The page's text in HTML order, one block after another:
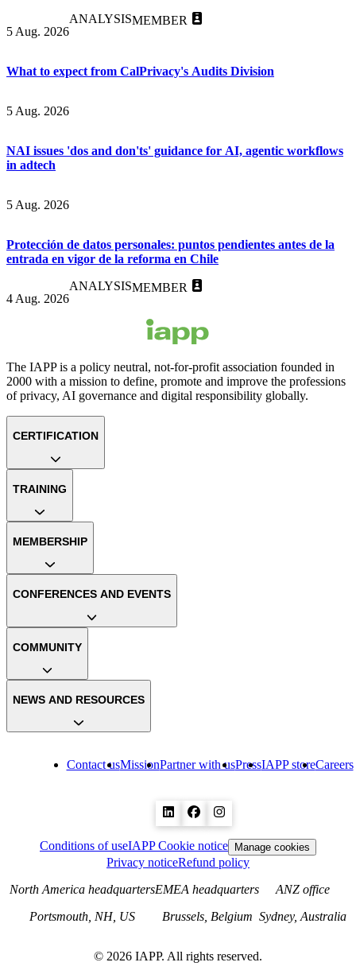
5 Aug. 2026
ANALYSISMEMBER
What to expect from CalPrivacy's Audits Division
5 Aug. 2026
NAI issues 'dos and don'ts' guidance for AI, agentic workflows
in adtech
5 Aug. 2026
Protección de datos personales: puntos pendientes antes de la
entrada en vigor de la reforma en Chile
4 Aug. 2026
ANALYSISMEMBER
The IAPP is a policy neutral, not-for-profit association founded in
2000 with a mission to define, promote and improve the professions
of privacy, AI governance and digital responsibility globally.
Contact usMissionPartner with usPressIAPP storeCareers
CERTIFICATION
TRAINING
MEMBERSHIP
CONFERENCES AND EVENTS
COMMUNITY
NEWS AND RESOURCES
Conditions of useIAPP Cookie notice Manage cookies
Privacy noticeRefund policy
North America headquarters
Portsmouth, NH, US
EMEA headquarters
Brussels, Belgium
ANZ office
Sydney, Australia
© 2026 IAPP. All rights reserved.